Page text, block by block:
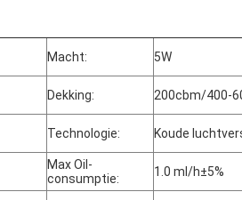
Macht: 5W
Dekking: 200cbm/400-
Technologie: Koude
Max Oil-
consumptie:
1.0 ml/h±5%